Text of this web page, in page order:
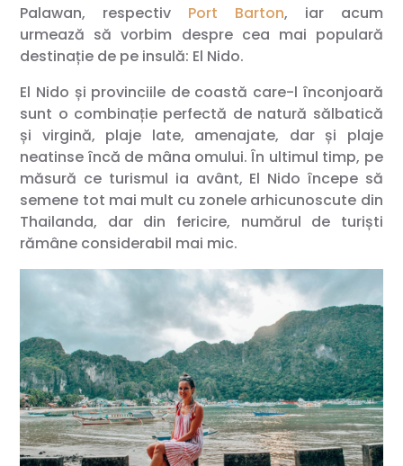
Palawan, respectiv Port Barton, iar acum
urmează să vorbim despre cea mai populară
destinație de pe insulă: El Nido.
El Nido și provinciile de coastă care-l înconjoară
sunt o combinație perfectă de natură sălbatică
și virgină, plaje late, amenajate, dar și plaje
neatinse încă de mâna omului. În ultimul timp, pe
măsură ce turismul ia avânt, El Nido începe să
semene tot mai mult cu zonele arhicunoscute din
Thailanda, dar din fericire, numărul de turiști
rămâne considerabil mai mic.